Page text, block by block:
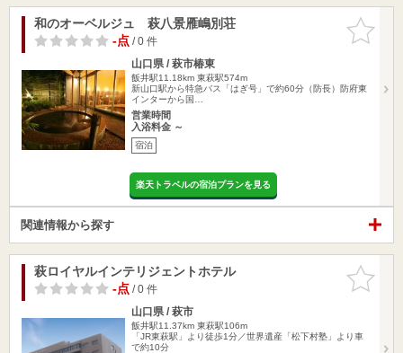
お気に入
りに追加
和のオーベルジュ 萩八景雁嶋別荘
-点/ 0 件
山口県 / 萩市椿東
飯井駅11.18km 東萩駅574m
新山口駅から特急バス「はぎ号」で約60分（防長）防府東
インターから国…
営業時間
入浴料金 ～
宿泊
楽天トラベルの宿泊プランを見る
関連情報から探す
お気に入
りに追加
萩ロイヤルインテリジェントホテル
-点/ 0 件
山口県 / 萩市
飯井駅11.37km 東萩駅106m
「JR東萩駅」より徒歩1分／世界遺産「松下村塾」より車
で約10分